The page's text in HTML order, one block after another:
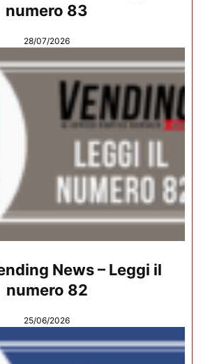
numero 83
28/07/2026
News – Leggi il
numero 82
25/06/2026